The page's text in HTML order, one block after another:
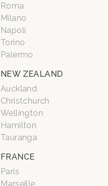
Roma
Milano
Napoli
Torino
Palermo
NEW ZEALAND
Auckland
Christchurch
Wellington
Hamilton
Tauranga
FRANCE
Paris
Marseille